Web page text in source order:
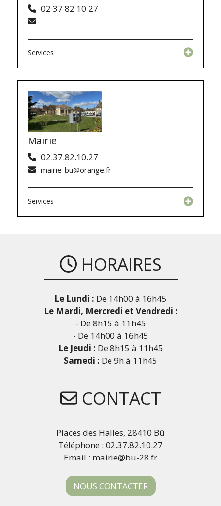
02 37 82 10 27
Services
Mairie
02.37.82.10.27
mairie-bu@orange.fr
Services
HORAIRES
Le Lundi : De 14h00 à 16h45
Le Mardi, Mercredi et Vendredi :
- De 8h15 à 11h45
- De 14h00 à 16h45
Le Jeudi : De 8h15 à 11h45
Samedi : De 9h à 11h45
CONTACT
Places des Halles, 28410 Bû
Téléphone : 02.37.82.10.27
Email : mairie@bu-28.fr
NOUS CONTACTER